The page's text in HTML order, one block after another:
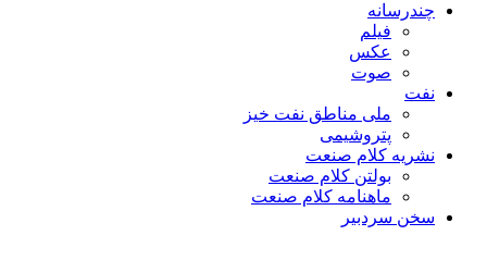
چندرسانه
فیلم
عکس
صوت
نفت
ملی مناطق نفت خیز
پتروشیمی
نشریه کلام صنعت
بولتن کلام صنعت
ماهنامه کلام صنعت
سخن سردبیر